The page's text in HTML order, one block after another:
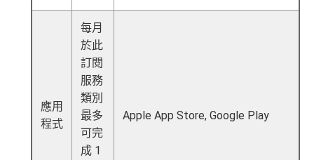
全年電影優惠：專享香港百老匯院線4DX、3D、2D及
IMAX 電影正價戲票9折優惠
免費旅遊保障：旅遊意外保障金額高達HK$350萬（需
以AE Explorer卡訂機票）
網上購物安全保證
證、 45日購物保障、延長保養服務及價格保障
全球24 小時提供協助
地提取現金、超過2,200間美國運通旅遊辦事處提供之
應用
程式
每月
於此
訂閱
服務
類別
最多
可完
成 1
Apple App Store, Google Play